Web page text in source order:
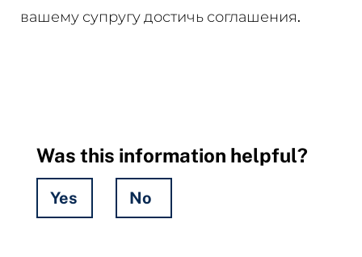
вашему супругу достичь соглашения.
Was this information helpful?
Yes No